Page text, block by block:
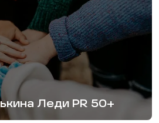
Леди PR 50+